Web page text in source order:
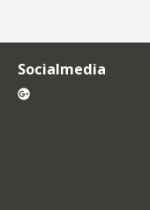
Socialmedia